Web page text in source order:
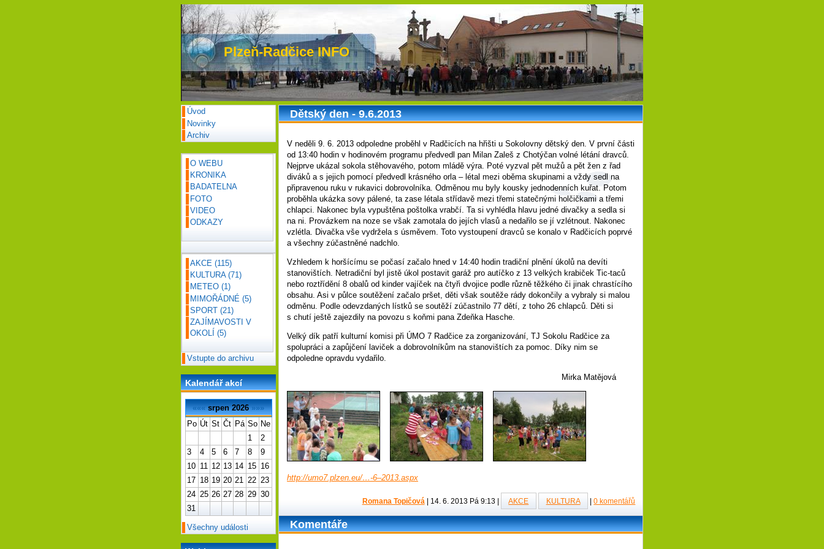
Plzeň-Radčice INFO
Dětský den - 9.6.2013
V neděli 9. 6. 2013 odpoledne proběhl v Radčicích na hřišti u Sokolovny dětský den. V první části
od 13:40 hodin v hodinovém programu předvedl pan Milan Zaleš z Chotýčan volné létání dravců.
Nejprve ukázal sokola stěhovavého, potom mládě výra. Poté vyzval pět mužů a pět žen z řad
diváků a s jejich pomocí předvedl krásného orla – létal mezi oběma skupinami a vždy sedl na
připravenou ruku v rukavici dobrovolníka. Odměnou mu byly kousky jednodenních kuřat. Potom
proběhla ukázka sovy pálené, ta zase létala střídavě mezi třemi statečnými holčičkami a třemi
chlapci. Nakonec byla vypuštěna poštolka vrabčí. Ta si vyhlédla hlavu jedné divačky a sedla si
na ni. Provázkem na noze se však zamotala do jejích vlasů a nedařilo se jí vzlétnout. Nakonec
vzlétla. Divačka vše vydržela s úsměvem. Toto vystoupení dravců se konalo v Radčicích poprvé
a všechny zúčastněné nadchlo.
Vzhledem k horšícímu se počasí začalo hned v 14:40 hodin tradiční plnění úkolů na devíti
stanovištích. Netradiční byl jistě úkol postavit garáž pro autíčko z 13 velkých krabiček Tic-taců
nebo roztřídění 8 obalů od kinder vajíček na čtyři dvojice podle různě těžkého či jinak chrastícího
obsahu. Asi v půlce soutěžení začalo pršet, děti však soutěže rády dokončily a vybraly si malou
odměnu. Podle odevzdaných lístků se soutěží zúčastnilo 77 dětí, z toho 26 chlapců. Děti si
s chutí ještě zajezdily na povozu s koňmi pana Zdeňka Hasche.
Velký dík patří kulturní komisi při ÚMO 7 Radčice za zorganizování, TJ Sokolu Radčice za
spolupráci a zapůjčení laviček a dobrovolníkům na stanovištích za pomoc. Díky nim se
odpoledne opravdu vydařilo.
Mirka Matějová
http://umo7.plzen.eu/…-6–2013.aspx
Romana Topičová | 14. 6. 2013 Pá 9:13| AKCE KULTURA |0 komentářů
Komentáře
Úvod
Novinky
Archiv
O WEBU
KRONIKA
BADATELNA
FOTO
VIDEO
ODKAZY
AKCE(115)
KULTURA(71)
METEO(1)
MIMOŘÁDNÉ(5)
SPORT(21)
ZAJÍMAVOSTI V
OKOLÍ(5)
Vstupte do archivu
Kalendář akcí
««« srpen 2026 »»»
Po Út St Čt Pá So Ne
1
2
3
4 5 6 7 8
9
10 11 12 13 14 15 16
17 18 19 20 21 22 23
24 25 26 27 28 29 30
31
Všechny události